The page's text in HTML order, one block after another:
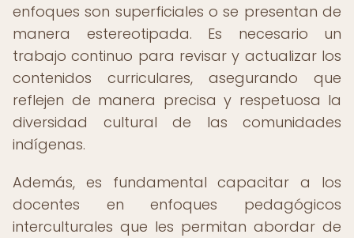
enfoques son superficiales o se presentan de
manera estereotipada. Es necesario un
trabajo continuo para revisar y actualizar los
contenidos curriculares, asegurando que
reflejen de manera precisa y respetuosa la
diversidad cultural de las comunidades
indígenas.
Además, es fundamental capacitar a los
docentes en enfoques pedagógicos
interculturales que les permitan abordar de